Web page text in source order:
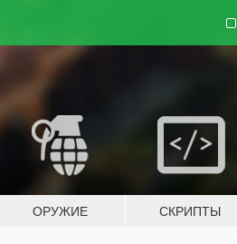
ОРУЖИЕ СКРИПТЫ